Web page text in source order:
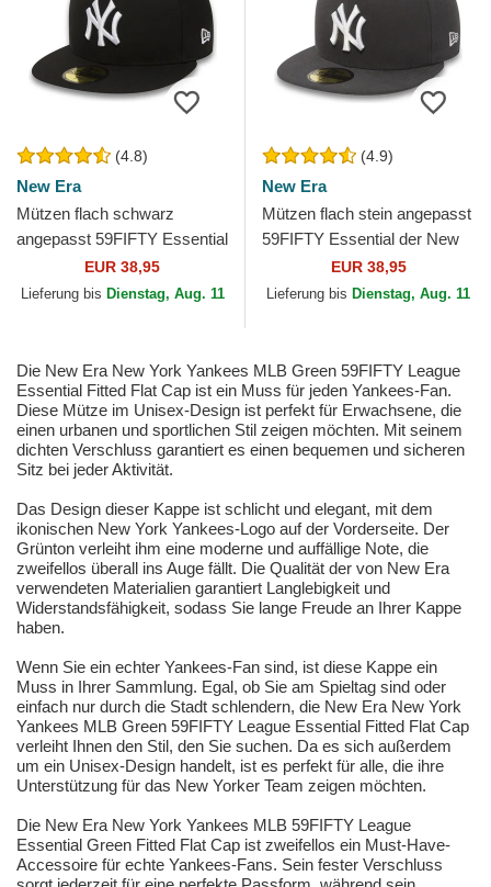
(4.8)
New Era
Mützen flach schwarz
angepasst 59FIFTY Essential
der New York Yankees MLB
von New Era
EUR 38,95
Lieferung bis Dienstag, Aug. 11
(4.9)
New Era
Mützen flach stein angepasst
59FIFTY Essential der New
York Yankees MLB von New
Era
EUR 38,95
Lieferung bis Dienstag, Aug. 11
Die New Era New York Yankees MLB Green 59FIFTY League
Essential Fitted Flat Cap ist ein Muss für jeden Yankees-Fan.
Diese Mütze im Unisex-Design ist perfekt für Erwachsene, die
einen urbanen und sportlichen Stil zeigen möchten. Mit seinem
dichten Verschluss garantiert es einen bequemen und sicheren
Sitz bei jeder Aktivität.
Das Design dieser Kappe ist schlicht und elegant, mit dem
ikonischen New York Yankees-Logo auf der Vorderseite. Der
Grünton verleiht ihm eine moderne und auffällige Note, die
zweifellos überall ins Auge fällt. Die Qualität der von New Era
verwendeten Materialien garantiert Langlebigkeit und
Widerstandsfähigkeit, sodass Sie lange Freude an Ihrer Kappe
haben.
Wenn Sie ein echter Yankees-Fan sind, ist diese Kappe ein
Muss in Ihrer Sammlung. Egal, ob Sie am Spieltag sind oder
einfach nur durch die Stadt schlendern, die New Era New York
Yankees MLB Green 59FIFTY League Essential Fitted Flat Cap
verleiht Ihnen den Stil, den Sie suchen. Da es sich außerdem
um ein Unisex-Design handelt, ist es perfekt für alle, die ihre
Unterstützung für das New Yorker Team zeigen möchten.
Die New Era New York Yankees MLB 59FIFTY League
Essential Green Fitted Flat Cap ist zweifellos ein Must-Have-
Accessoire für echte Yankees-Fans. Sein fester Verschluss